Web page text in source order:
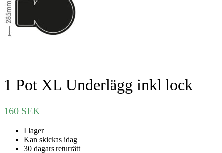
1 Pot XL Underlägg inkl lock
160 SEK
I lager
Kan skickas idag
30 dagars returrätt